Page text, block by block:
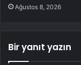
Ağustos 8, 2026
Bir yanıt yazın